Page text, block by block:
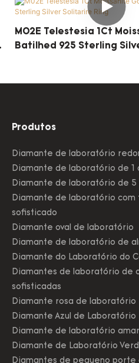
M02E Telestesia 1Ct
Batilhed 925 Sterling
Produtos
Diamante de laboratório
Diamante de laboratório de 1
Diamante de laboratório de 5
Diamante de laboratório com
sofisticado
Diamante oval de laboratório
Diamante de laboratório de
Diamante do Laboratório do
Diamantes de laboratório de
sofisticadas
Diamante rosa de laboratório
Diamante Azul de Laboratório
Diamante de laboratório
Diamante de Laboratório
Diamantes de pequeno porte